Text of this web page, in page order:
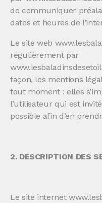
de communiquer
dates et heures de
Le site web
régulièrement par
façon, les mentions
tout moment : elles
l’utilisateur qui est
possible afin d’en
2. DESCRIPTION DES
Le site internet